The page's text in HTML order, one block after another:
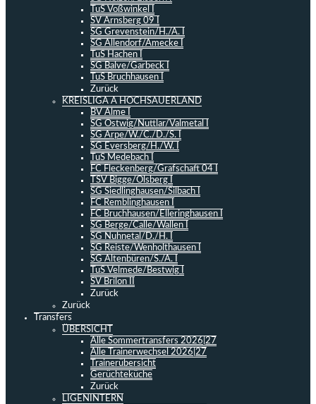
TuS Voßwinkel I
SV Arnsberg 09 I
SG Grevenstein/H./A. I
SG Allendorf/Amecke I
TuS Hachen I
SG Balve/Garbeck I
TuS Bruchhausen I
Zurück
KREISLIGA A HOCHSAUERLAND
BV Alme I
SG Ostwig/Nuttlar/Valmetal I
SG Arpe/W./C./D./S. I
SG Eversberg/H./W. I
TuS Medebach I
FC Fleckenberg/Grafschaft 04 I
TSV Bigge/Olsberg I
SG Siedlinghausen/Silbach I
FC Remblinghausen I
FC Bruchhausen/Elleringhausen I
SG Berge/Calle/Wallen I
SG Nuhnetal/D./H. I
SG Reiste/Wenholthausen I
SG Altenbüren/S./A. I
TuS Velmede/Bestwig I
SV Brilon II
Zurück
Zurück
Transfers
ÜBERSICHT
Alle Sommertransfers 2026|27
Alle Trainerwechsel 2026|27
Trainerübersicht
Gerüchteküche
Zurück
LIGENINTERN